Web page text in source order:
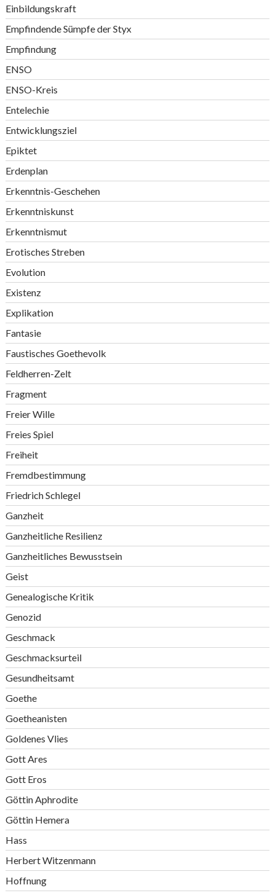
Einbildungskraft
Empfindende Sümpfe der Styx
Empfindung
ENSO
ENSO-Kreis
Entelechie
Entwicklungsziel
Epiktet
Erdenplan
Erkenntnis-Geschehen
Erkenntniskunst
Erkenntnismut
Erotisches Streben
Evolution
Existenz
Explikation
Fantasie
Faustisches Goethevolk
Feldherren-Zelt
Fragment
Freier Wille
Freies Spiel
Freiheit
Fremdbestimmung
Friedrich Schlegel
Ganzheit
Ganzheitliche Resilienz
Ganzheitliches Bewusstsein
Geist
Genealogische Kritik
Genozid
Geschmack
Geschmacksurteil
Gesundheitsamt
Goethe
Goetheanisten
Goldenes Vlies
Gott Ares
Gott Eros
Göttin Aphrodite
Göttin Hemera
Hass
Herbert Witzenmann
Hoffnung